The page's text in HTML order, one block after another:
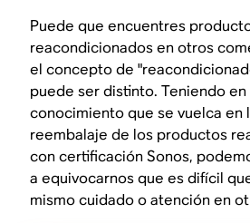
Puede que encuentres
reacondicionados en otros
el concepto de
puede ser distinto. Teniendo
conocimiento que se vuelca en
reembalaje de los productos
con certificación Sonos,
a equivocarnos que es difícil
mismo cuidado o atención en